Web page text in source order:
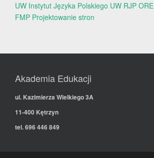
UW Instytut Języka Polskiego UW RJP ORE
FMP Projektowanie stron
Akademia Edukacji
ul. Kazimierza Wielkiego 3A
11-400 Kętrzyn
tel. 696 446 849